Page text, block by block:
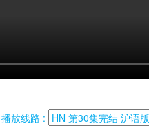
播放线路 :